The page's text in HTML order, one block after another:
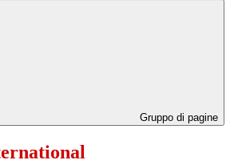
Gruppo di pagine